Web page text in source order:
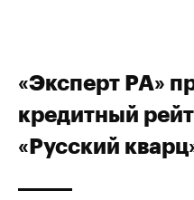
«Эксперт РА»
кредитный
«Русский